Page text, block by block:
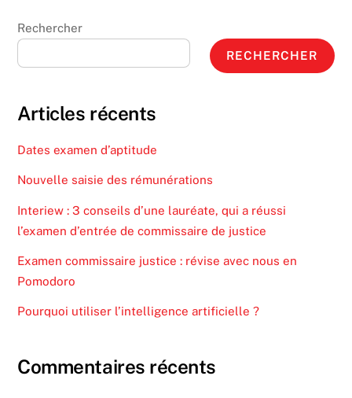
Rechercher
RECHERCHER
Articles récents
Dates examen d’aptitude
Nouvelle saisie des rémunérations
Interiew : 3 conseils d’une lauréate, qui a réussi
l’examen d’entrée de commissaire de justice
Examen commissaire justice : révise avec nous en
Pomodoro
Pourquoi utiliser l’intelligence artificielle ?
Commentaires récents